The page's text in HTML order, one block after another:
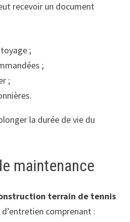
recevoir un document
;
;
;
la durée de vie du
maintenance
terrain de tennis
comprenant :